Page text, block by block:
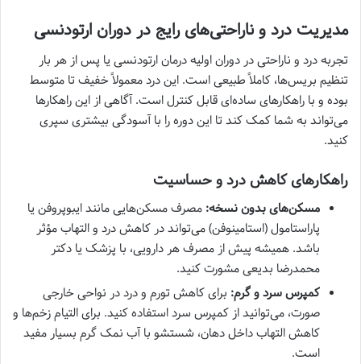
مدیریت درد و ناراحتی‌های رایج در دوران ارتودنسی
تجربه درد و ناراحتی در دوران اولیه درمان ارتودنسی یا پس از هر بار
تنظیم بریس‌ها، کاملاً طبیعی است. این درد معمولاً خفیف تا متوسط
بوده و با راهکارهای ساده‌ای قابل کنترل است. آگاهی از این راهکارها
می‌تواند به شما کمک کند تا این دوره را با آسودگی بیشتری سپری
کنید.
راهکارهای کاهش درد و حساسیت
مسکن‌های بدون نسخه: مصرف مسکن‌هایی مانند ایبوپروفن یا
پاراستامول (استامینوفن) می‌تواند در کاهش درد و التهاب مؤثر
باشد. همیشه پیش از مصرف هر دارویی، با پزشک یا دکتر
محمدرضا بدیعی مشورت کنید.
کمپرس سرد و گرم: برای کاهش تورم و درد در نواحی خارجی
صورت، می‌توانید از کمپرس سرد استفاده کنید. برای التیام زخم‌ها و
کاهش التهاب داخل دهان، شستشو با آب نمک گرم بسیار مفید
است.